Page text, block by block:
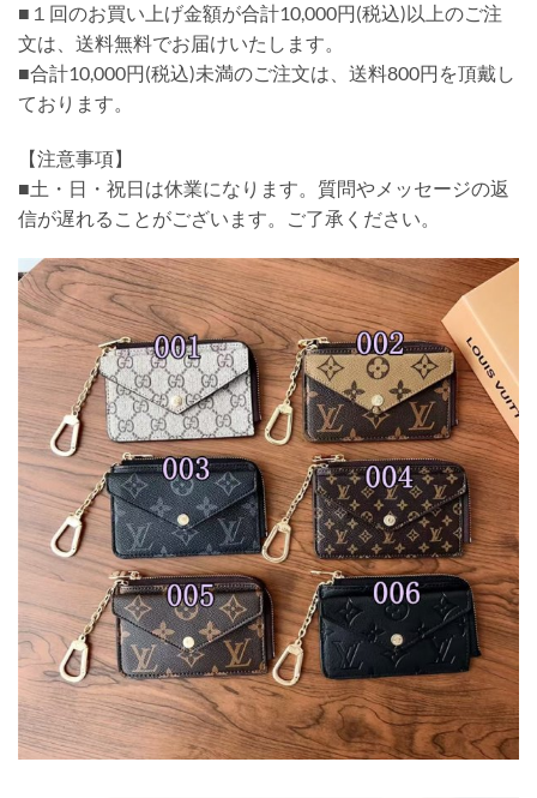
■１回のお買い上げ金額が合計10,000円(税込)以上のご注
文は、送料無料でお届けいたします。
■合計10,000円(税込)未満のご注文は、送料800円を頂戴し
ております。
【注意事項】
■土・日・祝日は休業になります。質問やメッセージの返
信が遅れることがございます。ご了承ください。